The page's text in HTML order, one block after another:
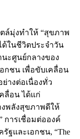
ล์มุ่งทำให้ “สุขภาพ
ด้ในชีวิตประจำวัน
ะศูนย์กลางของ
กชน เพื่อขับเคลื่อน
างต่อเนื่องทั่ว
ลื่อน ได้แก่
างพลังสุขภาพดีให้
การเชื่อมต่อองค์
ฐและเอกชน, “The